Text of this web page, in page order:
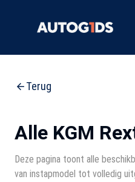
Terug
Alle KGM
Deze pagina toont alle
van instapmodel tot volledig